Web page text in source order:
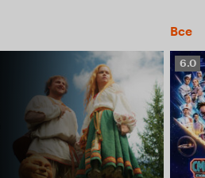
Все
6.0
6.0